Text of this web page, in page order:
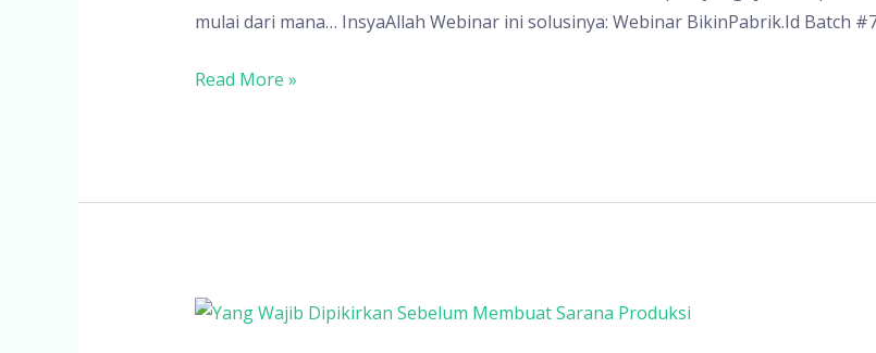
mulai dari mana… InsyaAllah Webinar ini solusinya: Webinar BikinPabrik.Id Batch
Webinar
Read More »